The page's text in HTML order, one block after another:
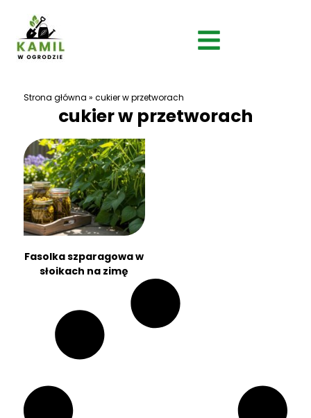
Strona główna » cukier w przetworach
cukier w przetworach
Fasolka szparagowa w
słoikach na zimę